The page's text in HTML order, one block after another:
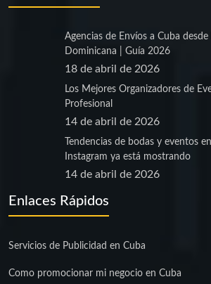
Agencias de Envíos a Cuba desde
Dominicana | Guía 2026
18 de abril de 2026
Los Mejores Organizadores de
Profesional
14 de abril de 2026
Tendencias de bodas y eventos
Instagram ya está mostrando
14 de abril de 2026
Enlaces Rápidos
Servicios de Publicidad en Cuba
Como promocionar mi negocio en Cuba